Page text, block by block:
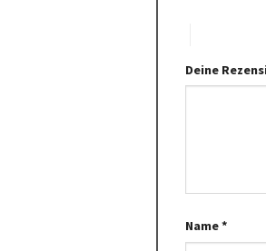
Deine
Name*